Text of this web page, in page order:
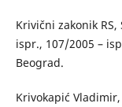
Krivični zakonik
ispr., 107/2005 –
Beograd.
Krivokapić